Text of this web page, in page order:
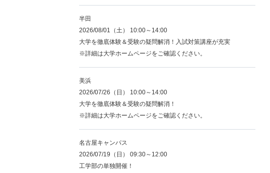
半田
2026/08/01（土） 10:00～14:00
大学を徹底体験＆受験の疑問解消！入試対策講座が充実
※詳細は大学ホームページをご確認ください。
美浜
2026/07/26（日） 10:00～14:00
大学を徹底体験＆受験の疑問解消！
※詳細は大学ホームページをご確認ください。
名古屋キャンパス
2026/07/19（日） 09:30～12:00
工学部の単独開催！